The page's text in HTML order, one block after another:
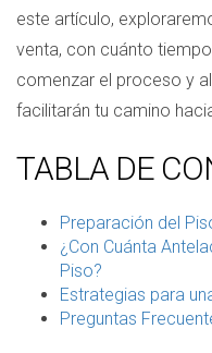
este artículo,
venta, con cuánto
comenzar el proceso y
facilitarán tu camino
TABLA DE
Preparación del
¿Con Cuánta
Piso?
Estrategias para
Preguntas